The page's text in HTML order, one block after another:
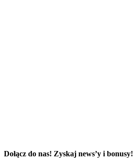
Dołącz do nas! Zyskaj news’y i bonusy!